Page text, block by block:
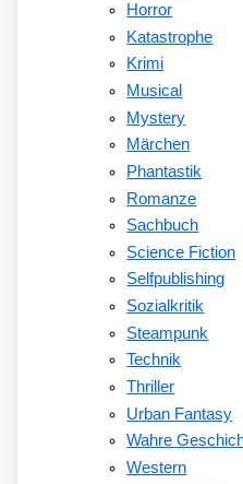
Horror
Katastrophe
Krimi
Musical
Mystery
Märchen
Phantastik
Romanze
Sachbuch
Science Fiction
Selfpublishing
Sozialkritik
Steampunk
Technik
Thriller
Urban Fantasy
Wahre
Western